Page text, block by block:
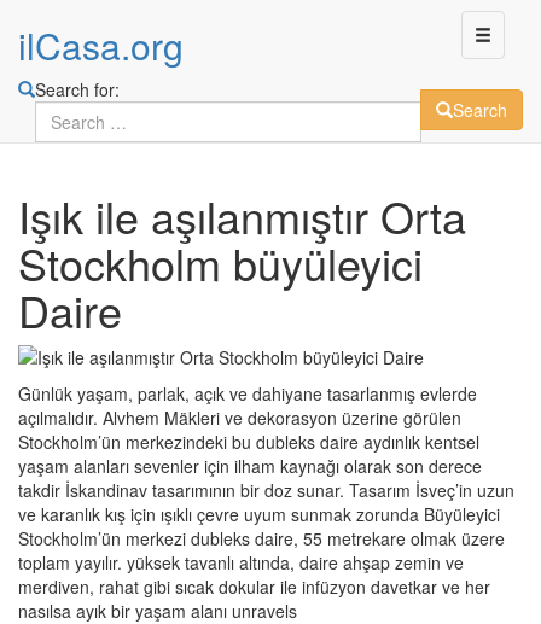
ilCasa.org
Search for:
Search
main
content
Işık ile aşılanmıştır Orta
Stockholm büyüleyici
Daire
Günlük yaşam, parlak, açık ve dahiyane tasarlanmış evlerde
açılmalıdır. Alvhem Mäkleri ve dekorasyon üzerine görülen
Stockholm’ün merkezindeki bu dubleks daire aydınlık kentsel
yaşam alanları sevenler için ilham kaynağı olarak son derece
takdir İskandinav tasarımının bir doz sunar. Tasarım İsveç’in uzun
ve karanlık kış için ışıklı çevre uyum sunmak zorunda Büyüleyici
Stockholm’ün merkezi dubleks daire, 55 metrekare olmak üzere
toplam yayılır. yüksek tavanlı altında, daire ahşap zemin ve
merdiven, rahat gibi sıcak dokular ile infüzyon davetkar ve her
nasılsa ayık bir yaşam alanı unravels